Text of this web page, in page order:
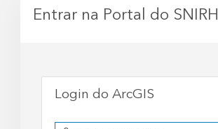
Entrar na Portal do SNIRH
Login do ArcGIS